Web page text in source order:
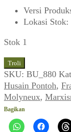
Versi
Lokasi Stok:
Stok 1
Kuantitas
John
Molyneux
&
Roland
Boer
Troli
SKU: BU_880
Husain Pontoh,
Molyneux,
Bagikan